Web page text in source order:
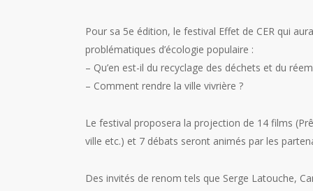
Pour sa 5e édition, le festival Effet de CER qui
problématiques d’écologie populaire :
– Qu’en est-il du recyclage des déchets et du
– Comment rendre la ville vivrière ?
Le festival proposera la projection de 14 films
ville etc.) et 7 débats seront animés par les
Des invités de renom tels que Serge Latouche,